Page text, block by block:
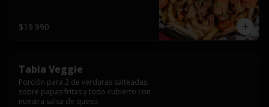
$19.990
Tabla Veggie
Porción para 2 de verduras salteadas
sobre papas fritas y todo cubierto con
nuestra salsa de queso.